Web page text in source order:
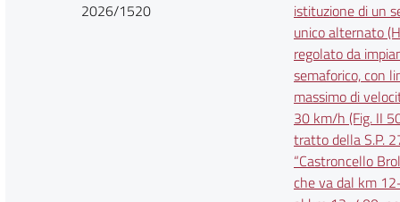
2026/1520
istituzione di un
unico alternato
regolato da
semaforico, con
massimo di
30 km/h (Fig. II
tratto della S.P.
“Castroncello
che va dal km